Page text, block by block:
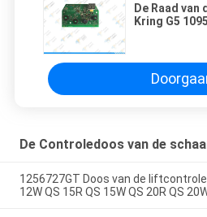
De Raad van
Kring G5
De Controledoos van de
1256727GT Doos van de
12W QS 15R QS 15W QS 20R QS